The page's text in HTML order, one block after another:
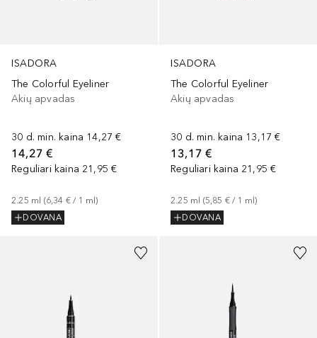
ISADORA
The Colorful Eyeliner
Akių apvadas
30 d. min. kaina 14,27 €
14,27 €
Reguliari kaina 21,95 €
2.25 ml (6,34 € / 1 ml)
DOVANA
ISADORA
The Colorful Eyeliner
Akių apvadas
30 d. min. kaina 13,17 €
13,17 €
Reguliari kaina 21,95 €
2.25 ml (5,85 € / 1 ml)
DOVANA